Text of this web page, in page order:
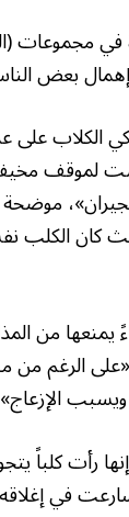
في مجموعات
بعض
على
لموقف
الكلب
من
الرغم
من منطقة «المزهر
في